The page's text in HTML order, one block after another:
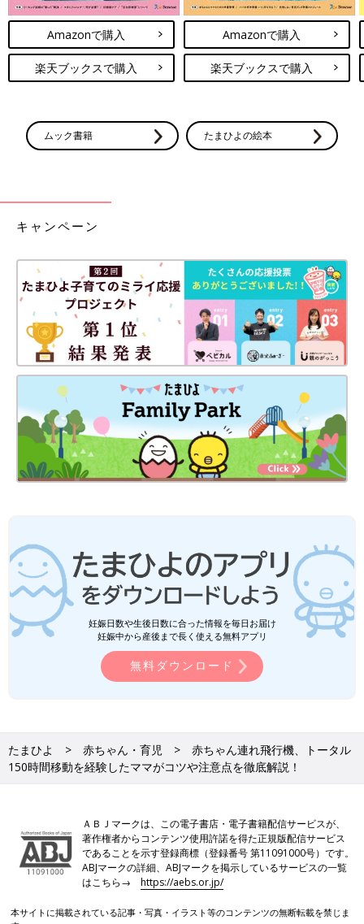
Amazonで購入
楽天ブックスで購入
Amazonで購入
楽天ブックスで購入
ムック書籍 たまひよの絵本
キャンペーン
妊娠日数や生後日数に合った情報を毎日お届け
妊娠中から産後まで長く使える無料アプリ
無料ダウンロード
たまひよ 赤ちゃん・育児
赤ちゃん連れ飛行機、トータル
150時間移動を経験したママがコツや注意点を徹底解説！
ＡＢＪマークは、この電子書店・電子書籍配信サービスが、
著作権者からコンテンツ使用許諾を得た正規版配信サービス
であることを示す登録商標（登録番号 第11091000号）です。
ABJマークの詳細、ABJマークを掲示しているサービスの一覧
はこちら→https://aebs.or.jp/
本サイトに掲載されている記事・写真・イラスト等のコンテンツの無断転載を禁じま